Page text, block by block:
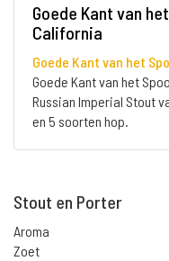
Goede Kant van
California
Goede Kant van het
Goede Kant van het
Russian Imperial Stout
en 5 soorten hop.
Stout en Porter
Aroma
Zoet